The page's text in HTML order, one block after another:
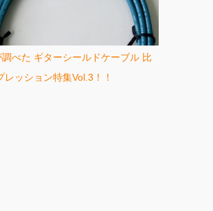
べた ギターシールドケーブル 比
レッション特集Vol.3！！